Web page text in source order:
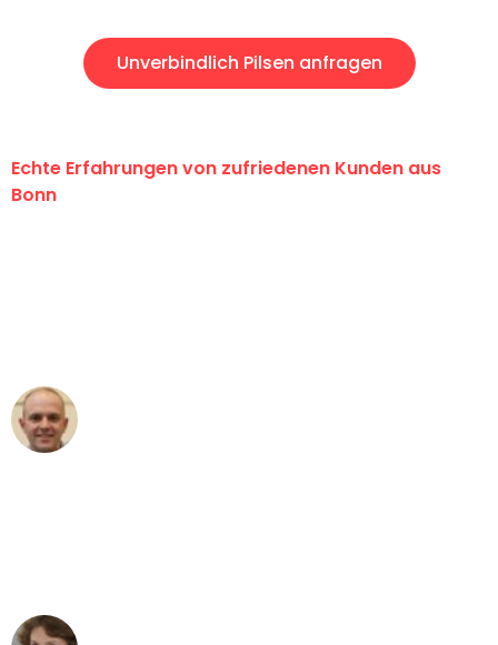
Unverbindlich Pilsen anfragen
Echte Erfahrungen von zufriedenen Kunden aus
Bonn